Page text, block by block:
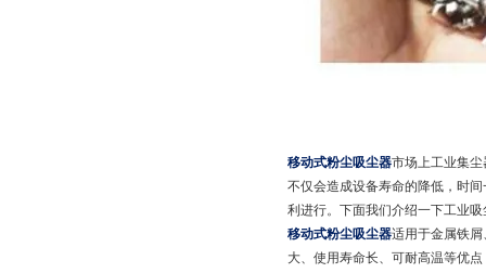
移动式粉尘吸尘器市场上工业集
不仅会造成设备寿命的降低，时
利进行。下面我们介绍一下工业
移动式粉尘吸尘器适用于金属铁
大、使用寿命长、可耐高温等优